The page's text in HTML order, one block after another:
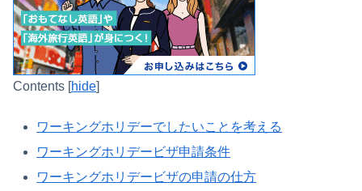
Contents [hide]
ワーキングホリデーでしたいことを考える
ワーキングホリデービザ申請条件
ワーキングホリデービザの申請の仕方